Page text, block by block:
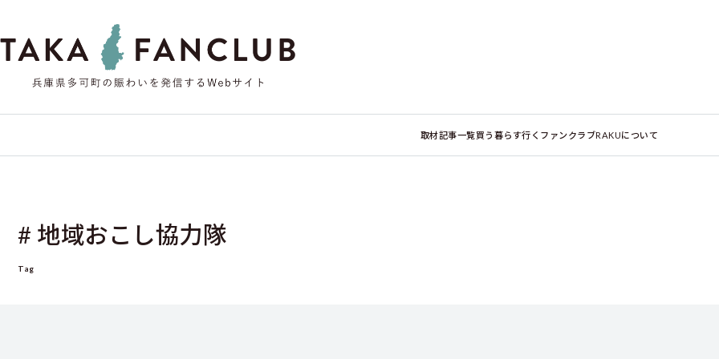
取材記事一覧買う 暮らす行く ファンクラブRAKUについて
# 地域おこし協力隊
Tag